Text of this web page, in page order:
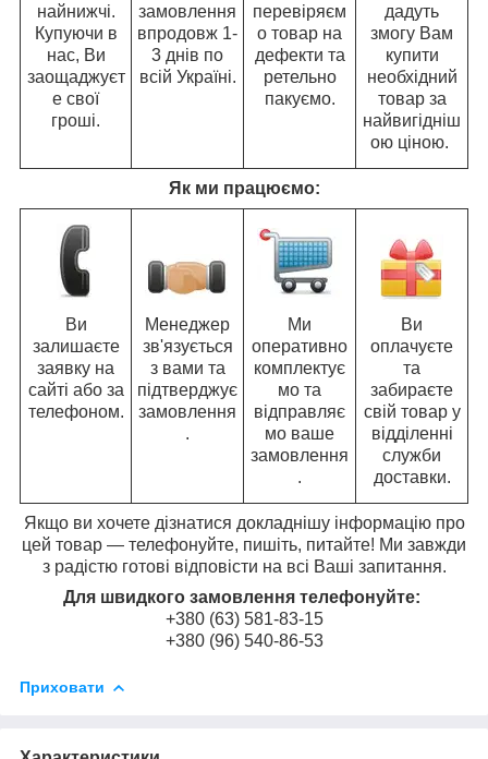
найнижчі.
Купуючи в
нас, Ви
заощаджуєт
е свої
гроші.
замовлення
впродовж 1-
3 днів по
всій Україні.
перевіряєм
о товар на
дефекти та
ретельно
пакуємо.
дадуть
змогу Вам
купити
необхідний
товар за
найвигідніш
ою ціною.
Як ми працюємо:
Ви
залишаєте
заявку на
сайті або за
телефоном.
Менеджер
зв'язується
з вами та
підтверджує
замовлення
.
Ми
оперативно
комплектує
мо та
відправляє
мо ваше
замовлення
.
Ви
оплачуєте
та
забираєте
свій товар у
відділенні
служби
доставки.
Якщо ви хочете дізнатися докладнішу інформацію про
цей товар — телефонуйте, пишіть, питайте! Ми завжди
з радістю готові відповісти на всі Ваші запитання.
Для швидкого замовлення телефонуйте:
+380 (63) 581-83-15
+380 (96) 540-86-53
Приховати